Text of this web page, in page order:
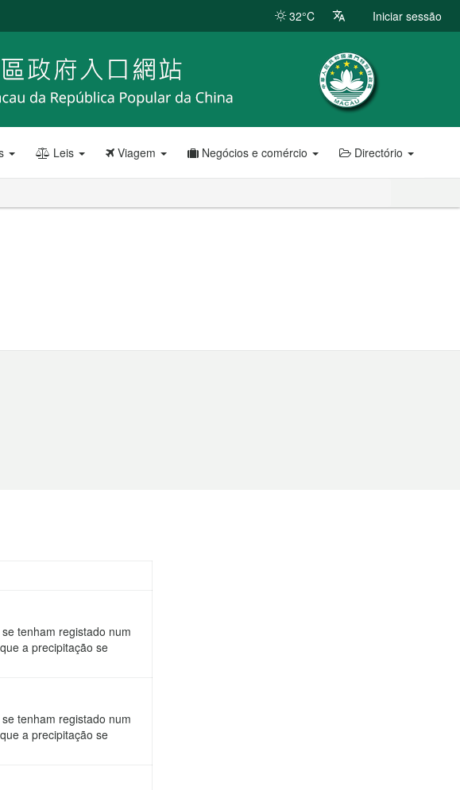
32°C Iniciar sessão
Leis Viagem Negócios e comércio Directório
tenham registado num
a precipitação se
tenham registado num
a precipitação se